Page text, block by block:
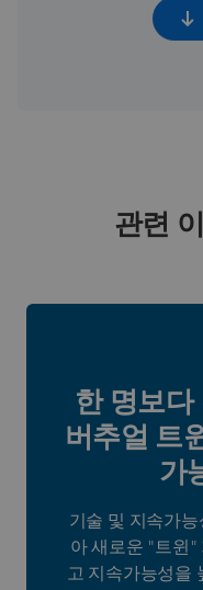
관련
한 명보다
버추얼 트
가
기술 및 지속가
아 새로운 "트윈"
고 지속가능성을